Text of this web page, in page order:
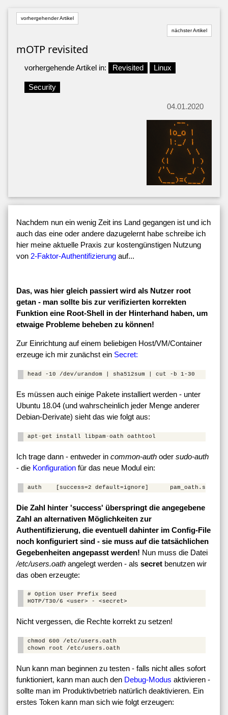
vorhergehender Artikel
nächster Artikel
mOTP revisited
vorhergehende Artikel in: Revisited Linux
Security
04.01.2020
Nachdem nun ein wenig Zeit ins Land gegangen ist und ich
auch das eine oder andere dazugelernt habe schreibe ich
hier meine aktuelle Praxis zur kostengünstigen Nutzung
von 2-Faktor-Authentifizierung auf...
Das, was hier gleich passiert wird als Nutzer root
getan - man sollte bis zur verifizierten korrekten
Funktion eine Root-Shell in der Hinterhand haben, um
etwaige Probleme beheben zu können!
Zur Einrichtung auf einem beliebigen Host/VM/Container
erzeuge ich mir zunächst ein Secret:
Es müssen auch einige Pakete installiert werden - unter
Ubuntu 18.04 (und wahrscheinlich jeder Menge anderer
Debian-Derivate) sieht das wie folgt aus:
apt-get install libpam-oath oathtool
Ich trage dann - entweder in common-auth oder sudo-auth
- die Konfiguration für das neue Modul ein:
Die Zahl hinter 'success' überspringt die angegebene
Zahl an alternativen Möglichkeiten zur
Authentifizierung, die eventuell dahinter im Config-File
noch konfiguriert sind - sie muss auf die tatsächlichen
Gegebenheiten angepasst werden! Nun muss die Datei
/etc/users.oath angelegt werden - als secret benutzen wir
das oben erzeugte:
# Option User Prefix Seed
Nicht vergessen, die Rechte korrekt zu setzen!
chmod 600 /etc/users.oath
Nun kann man beginnen zu testen - falls nicht alles sofort
funktioniert, kann man auch den Debug-Modus aktivieren -
sollte man im Produktivbetrieb natürlich deaktivieren. Ein
erstes Token kann man sich wie folgt erzeugen: